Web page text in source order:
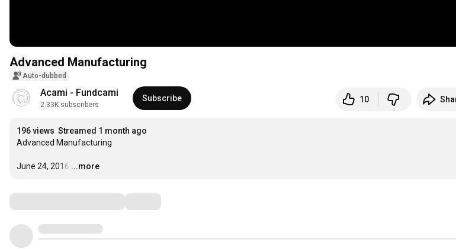
Advanced Manufacturing
Auto-dubbed
Acami - Fundcami
2.33K subscribers
Subscribe 10
196 views Streamed 1 month ago
Advanced Manufacturing
June 24, 2016 …
...more